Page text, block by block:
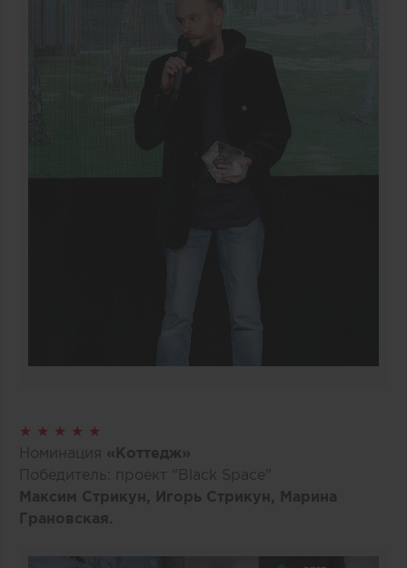
★ ★ ★ ★ ★
Номинация «Коттедж»
Победитель: проект "Black Space"
Максим Стрикун, Игорь Стрикун, Марина
Грановская.